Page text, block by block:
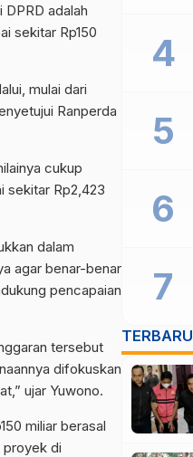
adalah
sekitar Rp150
mulai dari
Ranperda
cukup
sekitar Rp2,423
dalam
agar benar-benar
pencapaian
tersebut
difokuskan
ujar Yuwono.
miliar berasal
proyek di
TERBARU